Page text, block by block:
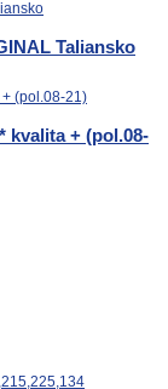
Taliansko
kvalita + (pol.08-